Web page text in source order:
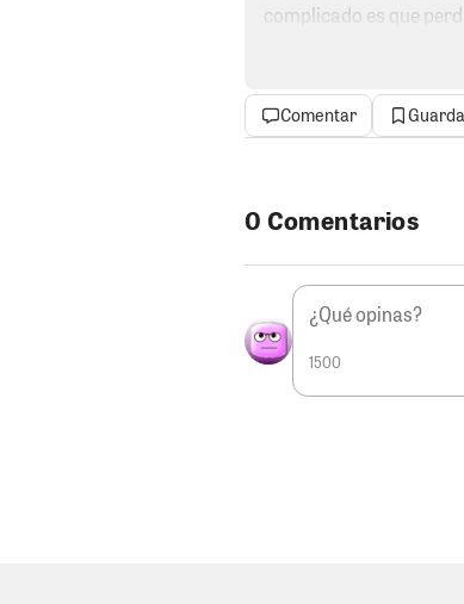
complicado es que
instancia. Canales
ejercer cargos
50 mil soles, monto que
que no tendría trabajo y
Massa están
de Acción Popular,
Aunque hoy la suerte
por el personero legal
Centeno ya tiene
candidaturas de
comenta, la
Comentar
0 Comentarios
1500